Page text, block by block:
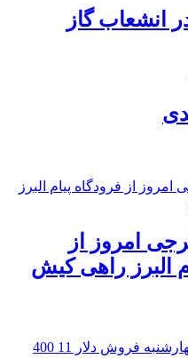
انشعاب گاز
امروز از
البرز راهی کیش